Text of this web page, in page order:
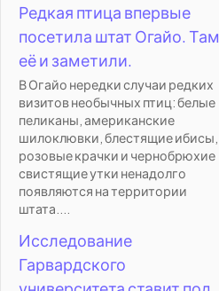
Редкая птица впервые
посетила штат Огайо. Там
её и заметили.
В Огайо нередки случаи редких
визитов необычных птиц: белые
пеликаны, американские
шилоклювки, блестящие ибисы,
розовые крачки и чернобрюхие
свистящие утки ненадолго
появляются на территории
штата....
Исследование
Гарвардского